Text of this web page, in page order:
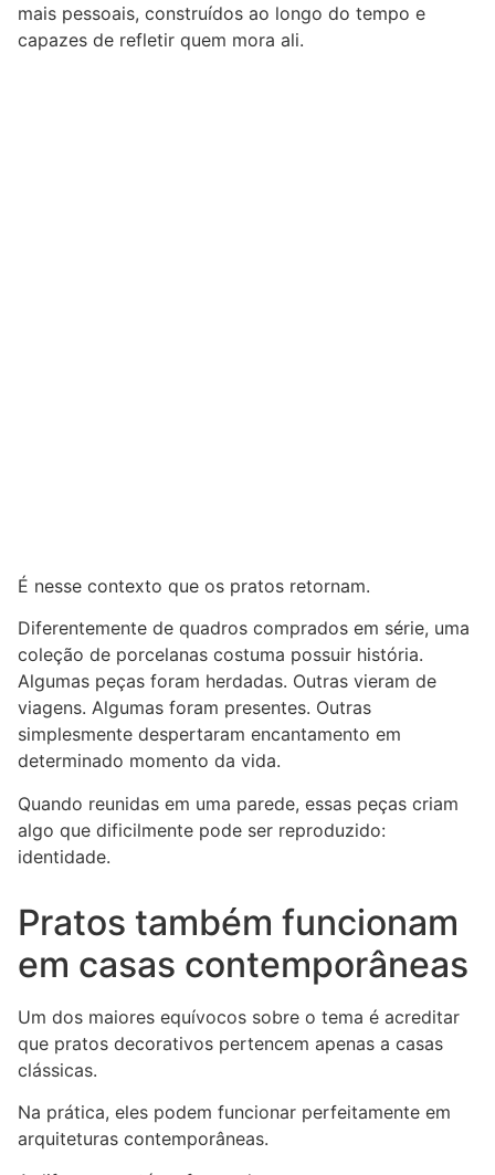
mais pessoais, construídos ao longo do tempo e
capazes de refletir quem mora ali.
É nesse contexto que os pratos retornam.
Diferentemente de quadros comprados em série, uma
coleção de porcelanas costuma possuir história.
Algumas peças foram herdadas. Outras vieram de
viagens. Algumas foram presentes. Outras
simplesmente despertaram encantamento em
determinado momento da vida.
Quando reunidas em uma parede, essas peças criam
algo que dificilmente pode ser reproduzido:
identidade.
Pratos também funcionam
em casas contemporâneas
Um dos maiores equívocos sobre o tema é acreditar
que pratos decorativos pertencem apenas a casas
clássicas.
Na prática, eles podem funcionar perfeitamente em
arquiteturas contemporâneas.